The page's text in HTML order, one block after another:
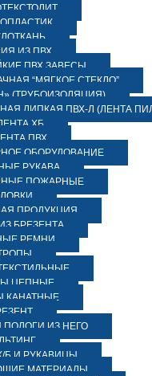
ИЗ ПВХ
ПВХ ЗАВЕСЫ
“МЯГКОЕ СТЕКЛО”
(ТРУБОИЗОЛЯЦИЯ)
ЛИПКАЯ ПВХ-Л (ЛЕНТА
ХБ
ПВХ
ОБОРУДОВАНИЕ
РУКАВА
ПОЖАРНЫЕ
ПРОДУКЦИЯ
БРЕЗЕНТА
РЕМНИ
ЦЕПНЫЕ
КАНАТНЫЕ
ПОЛОГИ ИЗ НЕГО
Б И РУКАВИЦЫ
МАТЕРИАЛЫ